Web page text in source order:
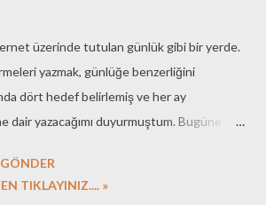
üzerinde tutulan günlük gibi bir yerde.
yazmak, günlüğe benzerliğini
dört hedef belirlemiş ve her ay
dair yazacağımı duyurmuştum. Bugüne
ayından farklı geçmedi. Ağustos ise,
ile geçecek gibi. Temmuz, benim algılamam
TIKLAYINIZ.... »